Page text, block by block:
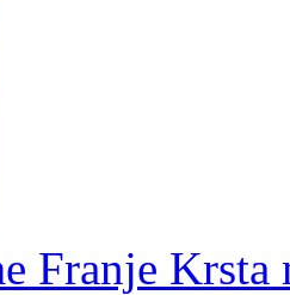
Franje Krsta